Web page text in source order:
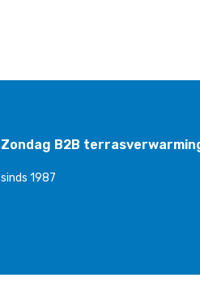
Zondag B2B
sinds 1987